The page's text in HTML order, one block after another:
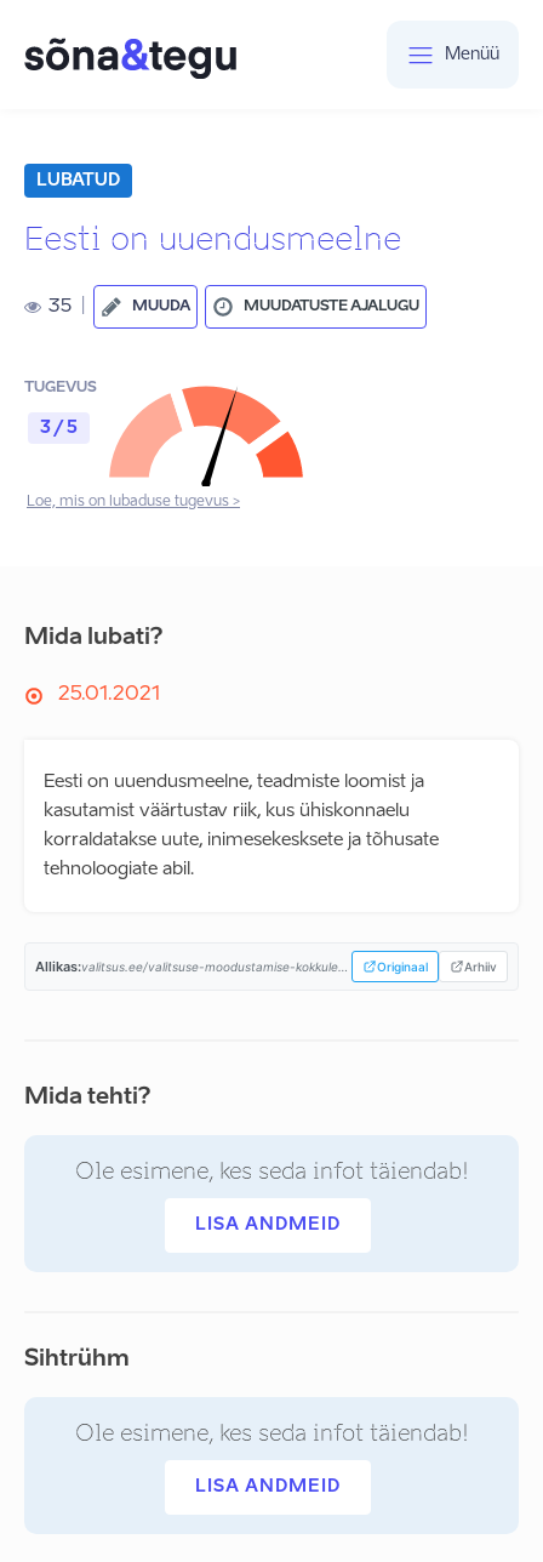
Menüü
LUBATUD
Eesti on uuendusmeelne
35 MUUDA MUUDATUSTE AJALUGU
TUGEVUS
3 / 5
Loe, mis on lubaduse tugevus >
Mida lubati?
25.01.2021
Eesti on uuendusmeelne, teadmiste loomist ja
kasutamist väärtustav riik, kus ühiskonnaelu
korraldatakse uute, inimesekesksete ja tõhusate
tehnoloogiate abil.
Allikas: Originaal Arhiiv
Mida tehti?
Ole esimene, kes seda infot täiendab!
LISA ANDMEID
Sihtrühm
Ole esimene, kes seda infot täiendab!
LISA ANDMEID